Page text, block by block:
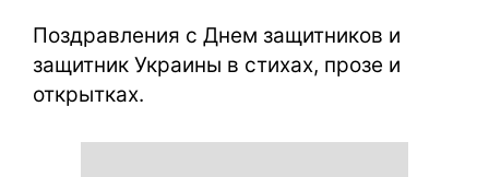
Поздравления с Днем защитников и
защитник Украины в стихах, прозе и
открытках.